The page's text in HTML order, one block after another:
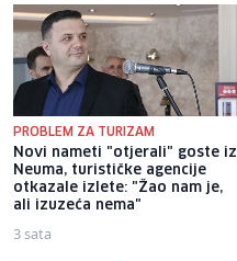
PROBLEM ZA TURIZAM
Novi nameti "otjerali" goste iz
Neuma, turističke agencije
otkazale izlete: "Žao nam je,
ali izuzeća nema"
3 sata